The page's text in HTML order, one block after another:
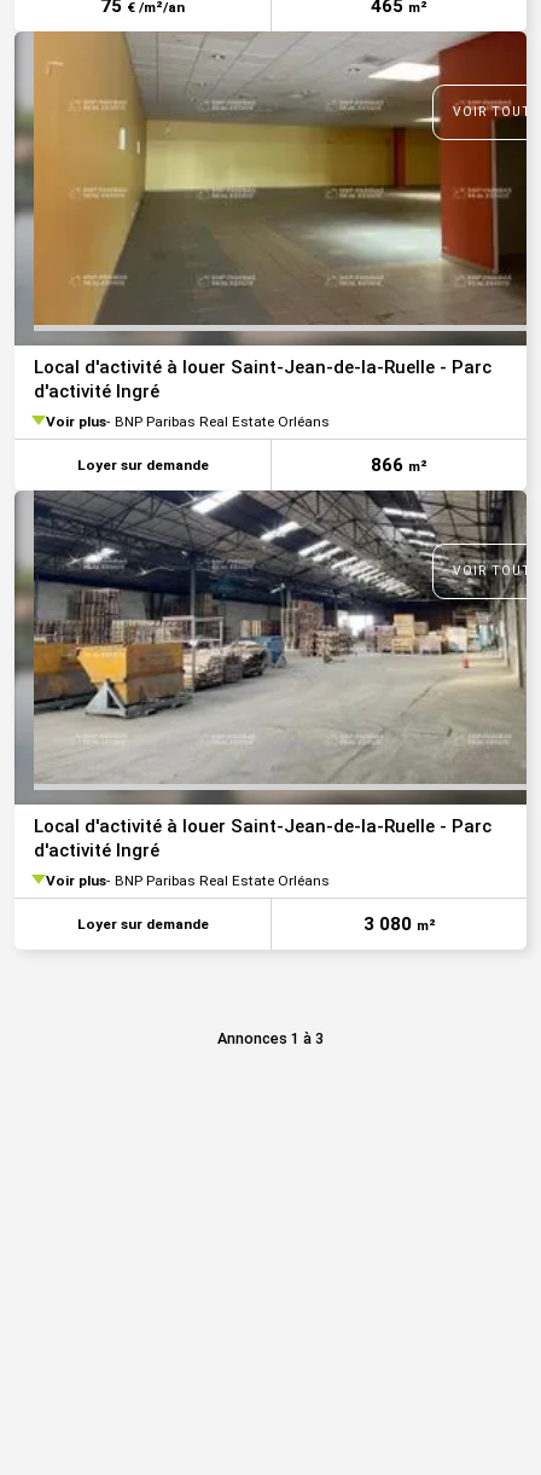
75 € /m²/an 465 m²
VOIR
Local d'activité à louer Saint-Jean-de-la-Ruelle - Parc
d'activité Ingré
Voir plus BNP Paribas Real Estate Orléans
Loyer sur demande 866 m²
VOIR
Local d'activité à louer Saint-Jean-de-la-Ruelle - Parc
d'activité Ingré
Voir plus BNP Paribas Real Estate Orléans
Loyer sur demande 3 080 m²
Annonces 1 à 3